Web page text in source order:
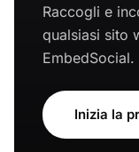
Raccogli e
qualsiasi sito
EmbedSocial.
Inizia la